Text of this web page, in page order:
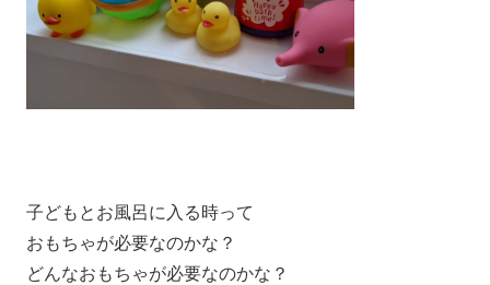
子どもとお風呂に入る時って
おもちゃが必要なのかな？
どんなおもちゃが必要なのかな？